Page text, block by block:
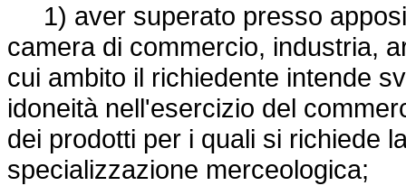
1) aver superato presso
camera di commercio, industria,
cui ambito il richiedente intende
idoneità nell'esercizio del
dei prodotti per i quali si richiede
specializzazione merceologica;